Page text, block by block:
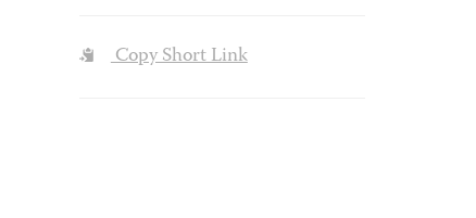
Copy Short Link